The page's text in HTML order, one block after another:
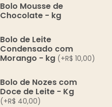
Bolo Mousse de
Chocolate - kg
Bolo de Leite
Condensado com
Morango - kg (+R$ 10,00)
Bolo de Nozes com
Doce de Leite - Kg
(+R$ 40,00)